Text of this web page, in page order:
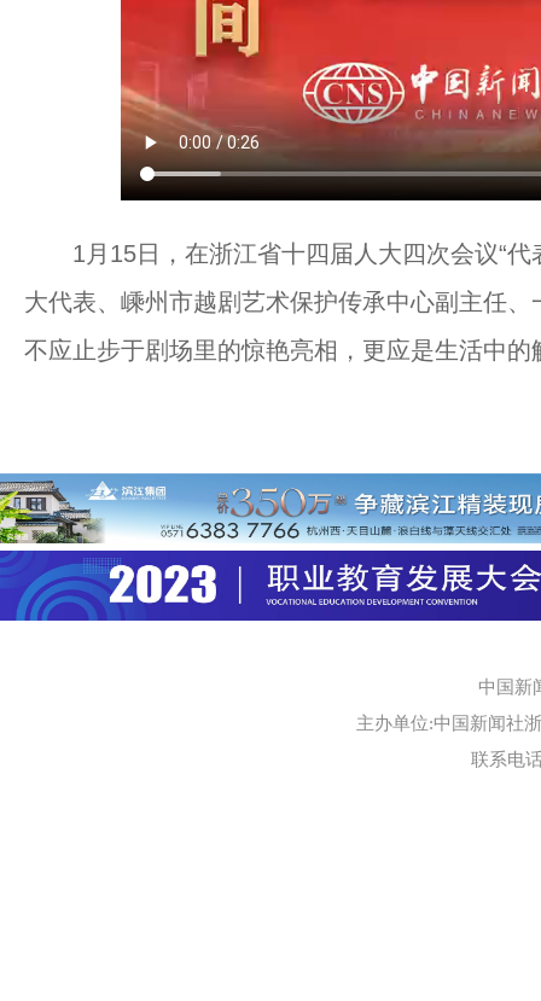
1月15日，在浙江省十四届人大四次会议“代
大代表、嵊州市越剧艺术保护传承中心副主任、
不应止步于剧场里的惊艳亮相，更应是生活中的
中国新
主办单位:中国新闻社
联系电